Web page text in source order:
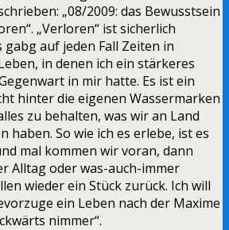
„08/2009: das Bewusstsein
„Verloren“ ist sicherlich
auf jeden Fall Zeiten in
in denen ich ein stärkeres
in mir hatte. Es ist ein
hinter die eigenen Wassermarken
zu behalten, was wir an Land
haben. So wie ich es erlebe, ist es
mal kommen wir voran, dann
Alltag oder was-auch-immer
wieder ein Stück zurück. Ich will
ein Leben nach der Maxime
nimmer“.